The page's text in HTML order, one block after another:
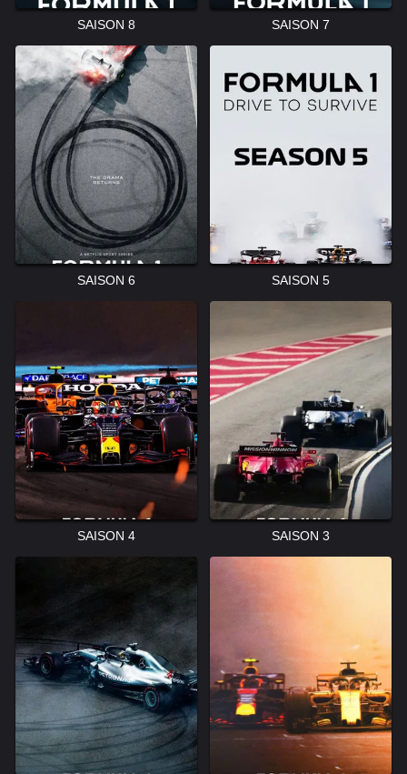
SAISON 8 SAISON 7
SAISON 6 SAISON 5
SAISON 4 SAISON 3